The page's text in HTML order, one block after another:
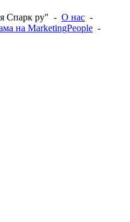
Спарк ру" - О нас -
на MarketingPeople -